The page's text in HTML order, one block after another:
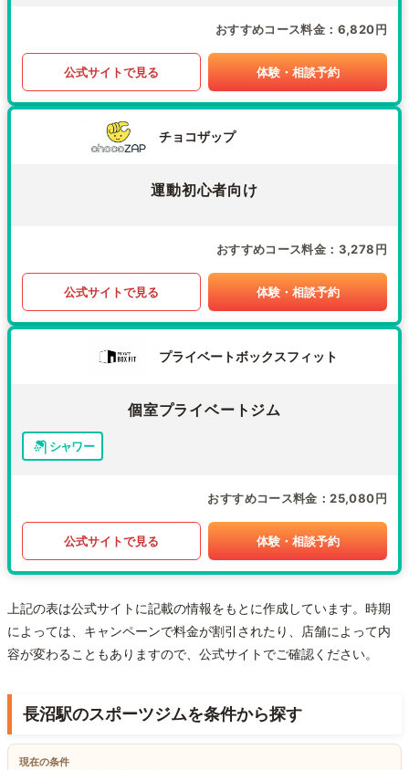
おすすめコース料金 6,820円
公式サイトで見る 体験・相談予約
チョコザップ
運動初心者向け
おすすめコース料金 3,278円
公式サイトで見る 体験・相談予約
プライベートボックスフィット
個室プライベートジム
シャワー
おすすめコース料金 25,080円
公式サイトで見る 体験・相談予約
上記の表は公式サイトに記載の情報をもとに作成しています。時期
によっては、キャンペーンで料金が割引されたり、店舗によって内
容が変わることもありますので、公式サイトでご確認ください。
長沼駅のスポーツジムを条件から探す
現在の条件